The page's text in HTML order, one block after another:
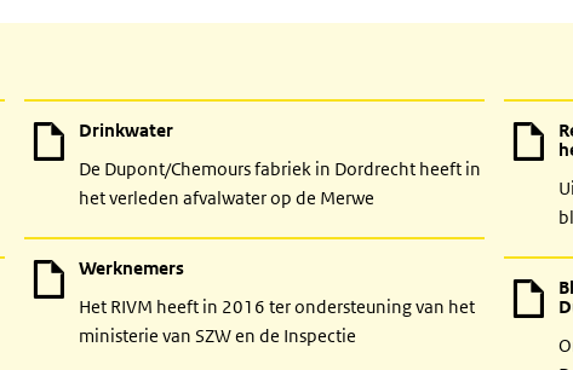
Drinkwater
De Dupont/Chemours fabriek in Dordrecht heeft in
het verleden afvalwater op de Merwe
Werknemers
Het RIVM heeft in 2016 ter ondersteuning van het
ministerie van SZW en de Inspectie